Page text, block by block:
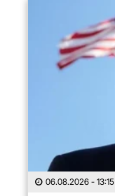
06.08.2026 - 13:15